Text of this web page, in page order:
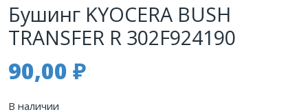
Бушинг KYOCERA BUSH
TRANSFER R 302F924190
90,00 ₽
В наличии